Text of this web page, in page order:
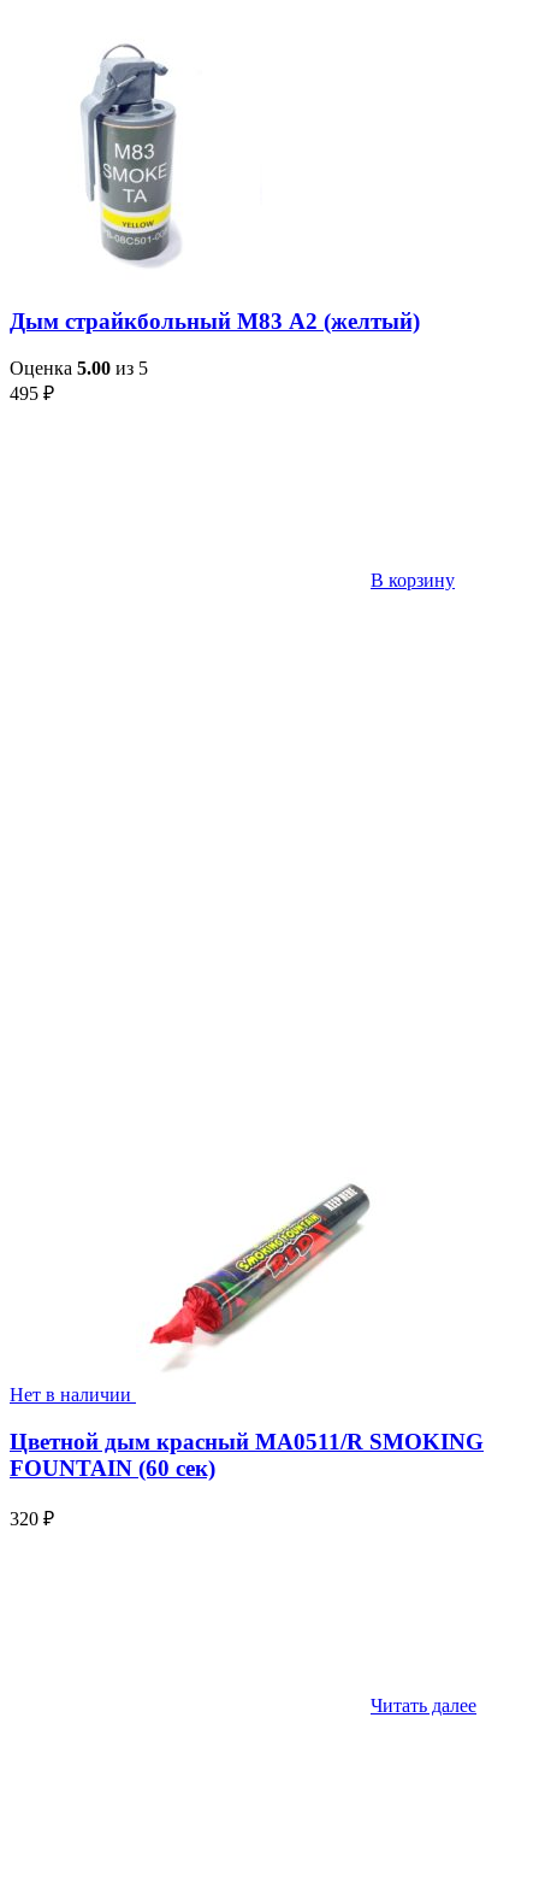
Дым страйкбольный М83 А2 (желтый)
Оценка 5.00 из 5
495 ₽
В корзину
Нет в наличии
Цветной дым красный MA0511/R SMOKING
FOUNTAIN (60 сек)
320 ₽
Читать далее